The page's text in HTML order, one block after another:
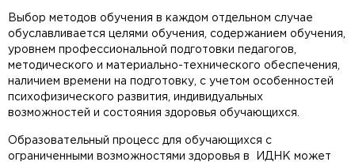
Выбор методов обучения в каждом отдельном случае
обуславливается целями обучения, содержанием обучения,
уровнем профессиональной подготовки педагогов,
методического и материально-технического обеспечения,
наличием времени на подготовку, с учетом особенностей
психофизического развития, индивидуальных
возможностей и состояния здоровья обучающихся.
Образовательный процесс для обучающихся с
ограниченными возможностями здоровья в ИДНК может